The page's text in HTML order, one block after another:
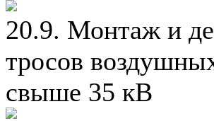
20.9. Монтаж и
тросов
свыше 35 кВ